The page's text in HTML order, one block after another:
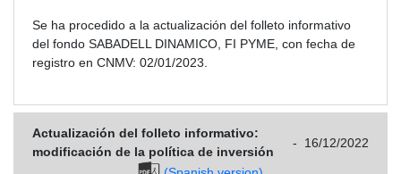
Se ha procedido a la actualización del folleto informativo
del fondo SABADELL DINAMICO, FI PYME, con fecha de
registro en CNMV: 02/01/2023.
Actualización del folleto informativo:
modificación de la política de inversión
- 16/12/2022